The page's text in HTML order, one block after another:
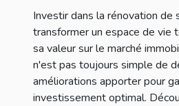
Investir dans la rénovation de
transformer un espace de vie
sa valeur sur le marché
n'est pas toujours simple de
améliorations apporter pour
investissement optimal.